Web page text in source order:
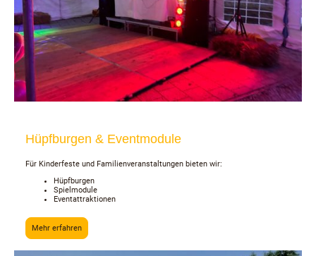
Hüpfburgen & Eventmodule
Für Kinderfeste und Familienveranstaltungen bieten wir:
Hüpfburgen
Spielmodule
Eventattraktionen
Mehr erfahren